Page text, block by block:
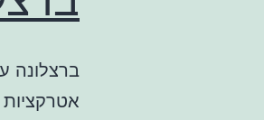
ברצלונה